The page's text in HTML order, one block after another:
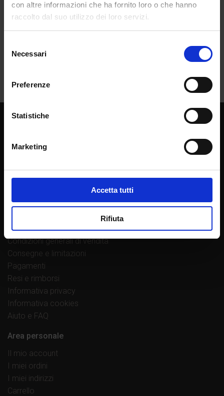
con altre informazioni che ha fornito loro o che hanno
raccolto dal suo utilizzo dei loro servizi.
delNecessari
Preferenze
Statistiche
Marketing
Accetta tutti
Rifiuta
Librerie di fiducia
Proponi un’opera
Contatti
Condizioni generali di vendita
Consegne e limitazioni
Pagamenti
Resi e rimborsi
Informativa privacy
Informativa cookies
Aiuto e FAQ
Area personale
Il mio account
I miei ordini
I miei indirizzi
Carrello